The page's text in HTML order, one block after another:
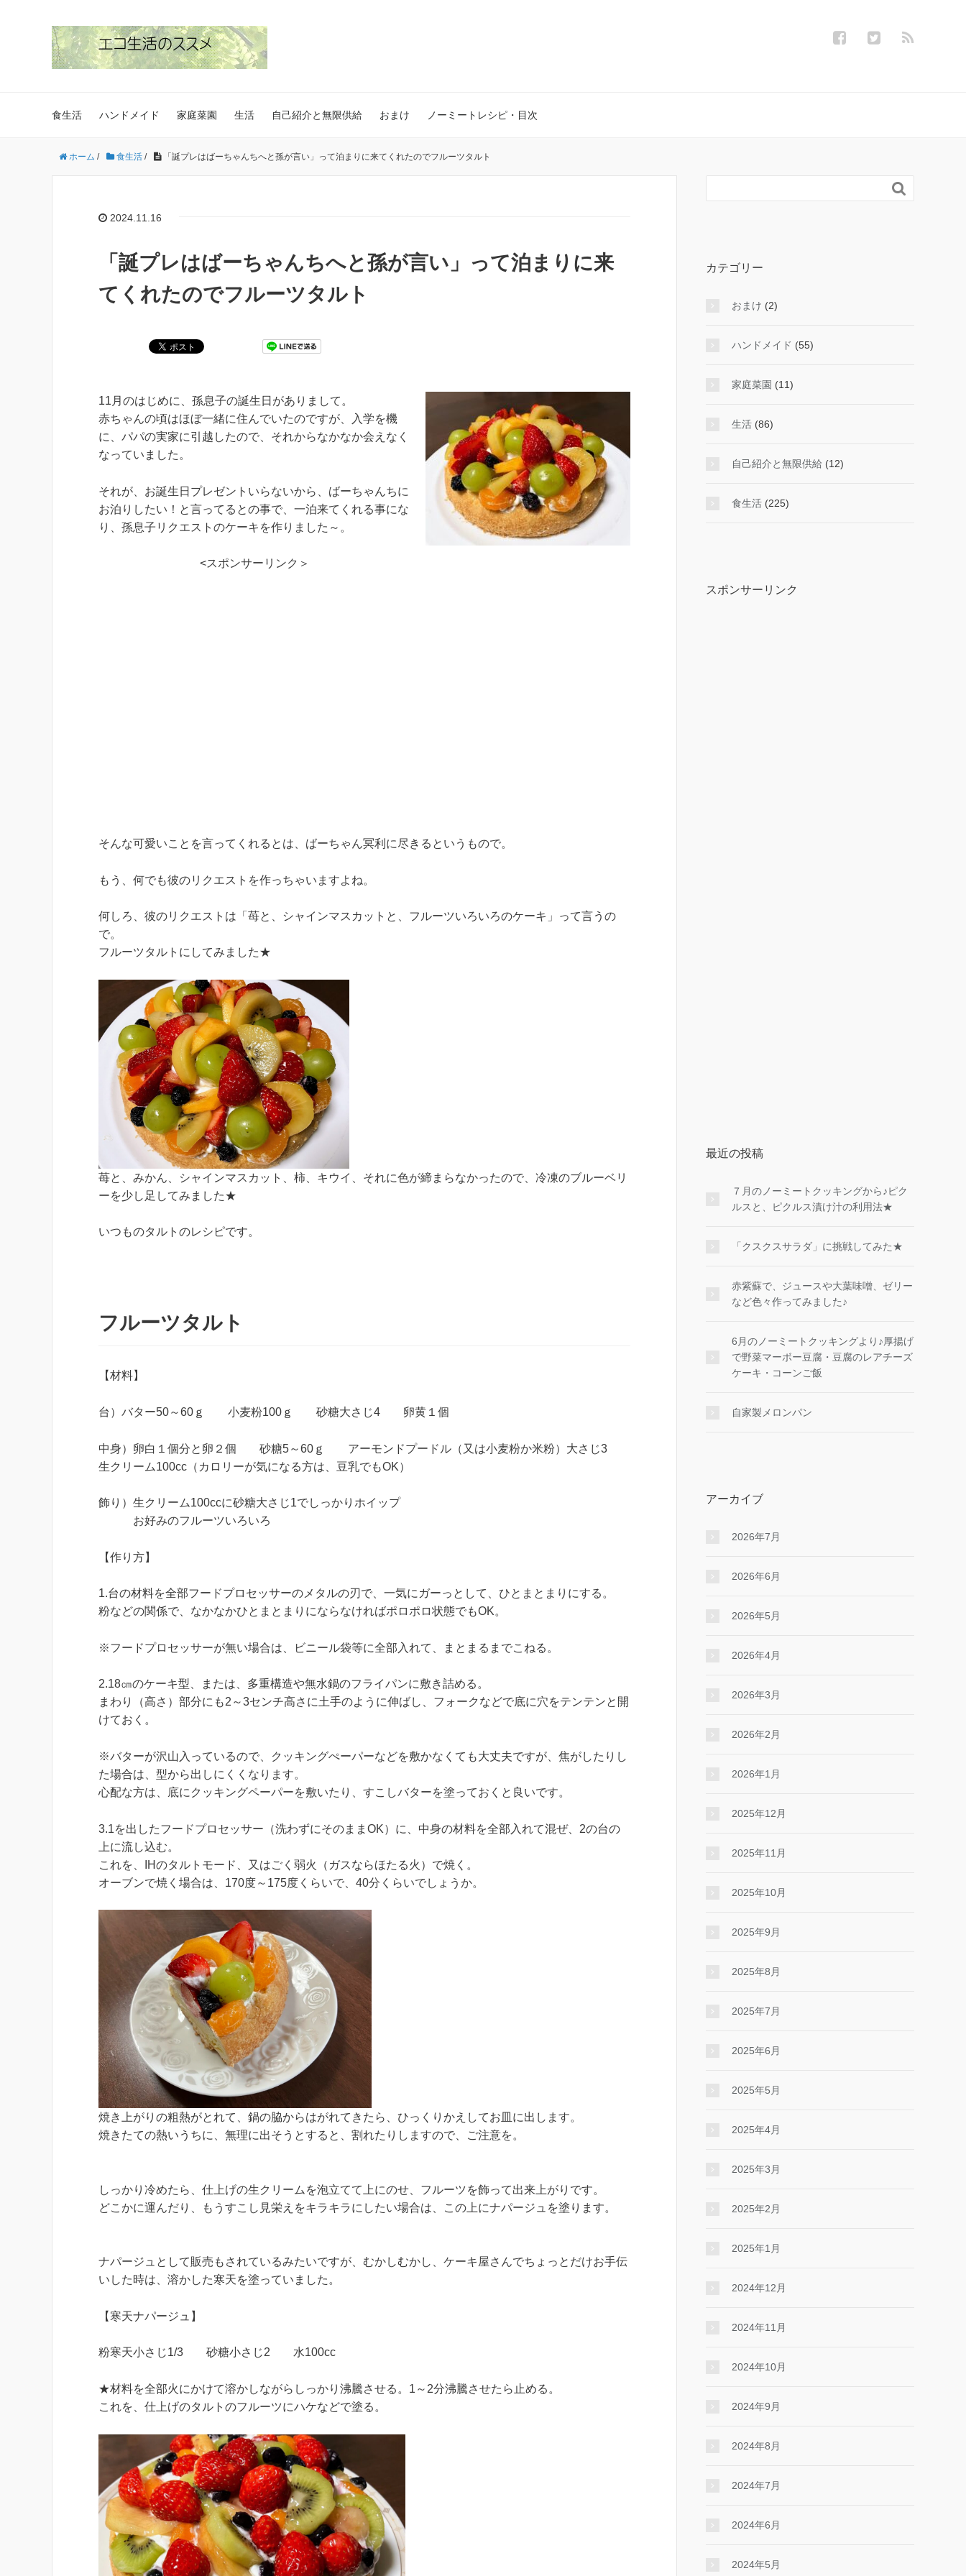
食生活 ハンドメイド 家庭菜園 生活 自己紹介と無限供給 おまけ ノーミートレシピ・目次
ホーム / 食生活 / 「誕プレはばーちゃんちへと孫が言い」って泊まりに来てくれたのでフルーツタルト
2024.11.16
「誕プレはばーちゃんちへと孫が言い」って泊まりに来
てくれたのでフルーツタルト
11月のはじめに、孫息子の誕生日がありまして。
赤ちゃんの頃はほぼ一緒に住んでいたのですが、入学を機
に、パパの実家に引越したので、それからなかなか会えなく
なっていました。
それが、お誕生日プレゼントいらないから、ばーちゃんちに
お泊りしたい！と言ってるとの事で、一泊来てくれる事にな
り、孫息子リクエストのケーキを作りました～。
<スポンサーリンク＞
そんな可愛いことを言ってくれるとは、ばーちゃん冥利に尽きるというもので。
もう、何でも彼のリクエストを作っちゃいますよね。
何しろ、彼のリクエストは「苺と、シャインマスカットと、フルーツいろいろのケーキ」って言うの
で。
フルーツタルトにしてみました★
苺と、みかん、シャインマスカット、柿、キウイ、それに色が締まらなかったので、冷凍のブルーベリ
ーを少し足してみました★
いつものタルトのレシピです。
フルーツタルト
【材料】
台）バター50～60ｇ 小麦粉100ｇ 砂糖大さじ4 卵黄１個
中身）卵白１個分と卵２個 砂糖5～60ｇ アーモンドプードル（又は小麦粉か米粉）大さじ3
生クリーム100cc（カロリーが気になる方は、豆乳でもOK）
飾り）生クリーム100ccに砂糖大さじ1でしっかりホイップ
お好みのフルーツいろいろ
【作り方】
1.台の材料を全部フードプロセッサーのメタルの刃で、一気にガーっとして、ひとまとまりにする。
粉などの関係で、なかなかひとまとまりにならなければポロポロ状態でもOK。
※フードプロセッサーが無い場合は、ビニール袋等に全部入れて、まとまるまでこねる。
2.18㎝のケーキ型、または、多重構造や無水鍋のフライパンに敷き詰める。
まわり（高さ）部分にも2～3センチ高さに土手のように伸ばし、フォークなどで底に穴をテンテンと開
けておく。
※バターが沢山入っているので、クッキングぺーパーなどを敷かなくても大丈夫ですが、焦がしたりし
た場合は、型から出しにくくなります。
心配な方は、底にクッキングペーパーを敷いたり、すこしバターを塗っておくと良いです。
3.1を出したフードプロセッサー（洗わずにそのままOK）に、中身の材料を全部入れて混ぜ、2の台の
上に流し込む。
これを、IHのタルトモード、又はごく弱火（ガスならほたる火）で焼く。
オーブンで焼く場合は、170度～175度くらいで、40分くらいでしょうか。
焼き上がりの粗熱がとれて、鍋の脇からはがれてきたら、ひっくりかえしてお皿に出します。
焼きたての熱いうちに、無理に出そうとすると、割れたりしますので、ご注意を。
しっかり冷めたら、仕上げの生クリームを泡立てて上にのせ、フルーツを飾って出来上がりです。
どこかに運んだり、もうすこし見栄えをキラキラにしたい場合は、この上にナパージュを塗ります。
ナパージュとして販売もされているみたいですが、むかしむかし、ケーキ屋さんでちょっとだけお手伝
いした時は、溶かした寒天を塗っていました。
【寒天ナパージュ】
粉寒天小さじ1/3 砂糖小さじ2 水100cc
★材料を全部火にかけて溶かしながらしっかり沸騰させる。1～2分沸騰させたら止める。
これを、仕上げのタルトのフルーツにハケなどで塗る。

カテゴリー
おまけ (2)
ハンドメイド (55)
家庭菜園 (11)
生活 (86)
自己紹介と無限供給 (12)
食生活 (225)
スポンサーリンク
最近の投稿
７月のノーミートクッキングから♪ピク
ルスと、ピクルス漬け汁の利用法★
「クスクスサラダ」に挑戦してみた★
赤紫蘇で、ジュースや大葉味噌、ゼリー
など色々作ってみました♪
6月のノーミートクッキングより♪厚揚げ
で野菜マーボー豆腐・豆腐のレアチーズ
ケーキ・コーンご飯
自家製メロンパン
アーカイブ
2026年7月
2026年6月
2026年5月
2026年4月
2026年3月
2026年2月
2026年1月
2025年12月
2025年11月
2025年10月
2025年9月
2025年8月
2025年7月
2025年6月
2025年5月
2025年4月
2025年3月
2025年2月
2025年1月
2024年12月
2024年11月
2024年10月
2024年9月
2024年8月
2024年7月
2024年6月
2024年5月